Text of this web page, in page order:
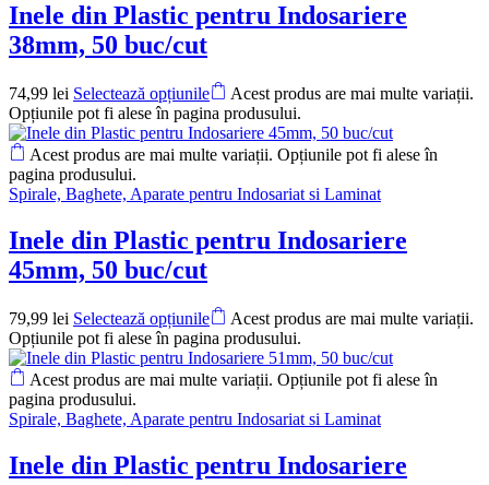
Inele din Plastic pentru Indosariere
38mm, 50 buc/cut
74,99 lei Selectează opțiunile
Acest produs are mai multe variații.
Opțiunile pot fi alese în pagina produsului.
Acest produs are mai multe variații. Opțiunile pot fi alese în
pagina produsului.
Spirale, Baghete, Aparate pentru Indosariat si Laminat
Inele din Plastic pentru Indosariere
45mm, 50 buc/cut
79,99 lei Selectează opțiunile
Acest produs are mai multe variații.
Opțiunile pot fi alese în pagina produsului.
Acest produs are mai multe variații. Opțiunile pot fi alese în
pagina produsului.
Spirale, Baghete, Aparate pentru Indosariat si Laminat
Inele din Plastic pentru Indosariere